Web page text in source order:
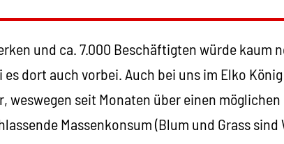
und ca. 7.000 Beschäftigten würde kaum
dort auch vorbei. Auch bei uns im Elko
weswegen seit Monaten über einen
Massenkonsum (Blum und Grass